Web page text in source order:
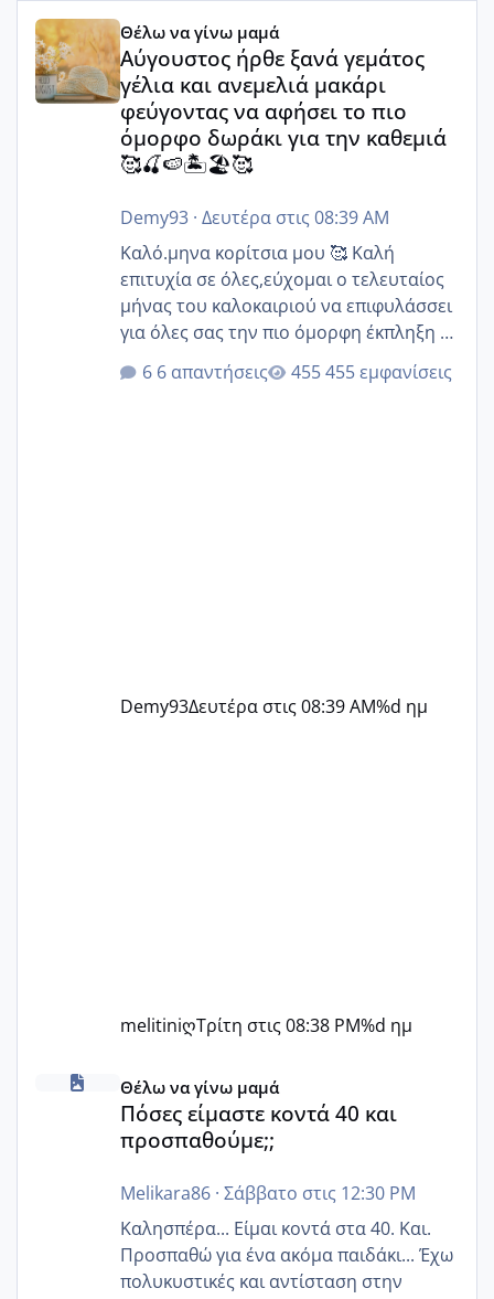
Αύγουστος ήρθε ξανά γεμάτος γέλια και ανεμελιά
Θέλω να γίνω μαμά
Αύγουστος ήρθε ξανά γεμάτος
γέλια και ανεμελιά μακάρι
φεύγοντας να αφήσει το πιο
όμορφο δωράκι για την καθεμιά
🥰🍒🍉🏝️🏖️🥰
Demy93· Δευτέρα στις 08:39 AM
Καλό.μηνα κορίτσια μου 🥰 Καλή
επιτυχία σε όλες,εύχομαι ο τελευταίος
μήνας του καλοκαιριού να επιφυλάσσει
για όλες σας την πιο όμορφη έκπληξη 🧿
@Elk @Melikara86 @Παρασκευαιδου
@Zenia z @melitiniღ @Christi.D.
6 απαντήσεις 455 εμφανίσεις
Demy93Δευτέρα στις 08:39 AM%d ημ
melitiniღΤρίτη στις 08:38 PM%d ημ
Πόσες είμαστε κοντά 40 και προσπαθούμε;;
Θέλω να γίνω μαμά
Πόσες είμαστε κοντά 40 και
προσπαθούμε;;
Melikara86· Σάββατο στις 12:30 PM
Καλησπέρα... Είμαι κοντά στα 40. Και.
Προσπαθώ για ένα ακόμα παιδάκι... Έχω
πολυκυστικές και αντίσταση στην